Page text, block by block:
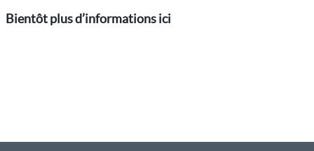
Bientôt plus d’informations ici